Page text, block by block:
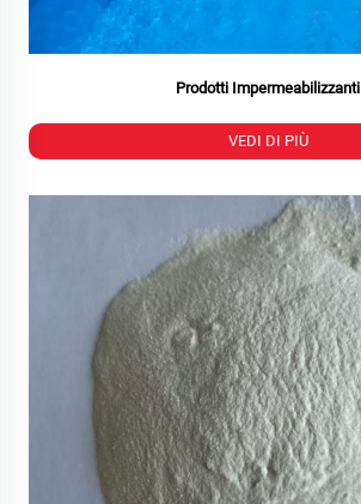
Prodotti Impermeabilizzanti
VEDI DI PIÙ